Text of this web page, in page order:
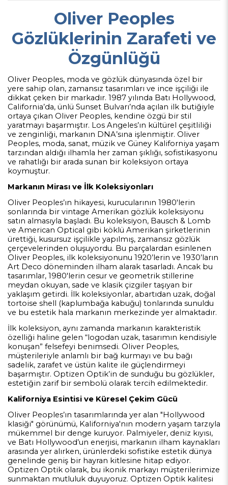
Oliver Peoples
Gözlüklerinin Zarafeti ve
Özgünlüğü
Oliver Peoples, moda ve gözlük dünyasında özel bir
yere sahip olan, zamansız tasarımları ve ince işçiliği ile
dikkat çeken bir markadır. 1987 yılında Batı Hollywood,
California’da, ünlü Sunset Bulvarı’nda açılan ilk butiğiyle
ortaya çıkan Oliver Peoples, kendine özgü bir stil
yaratmayı başarmıştır. Los Angeles’ın kültürel çeşitliliği
ve zenginliği, markanın DNA’sına işlenmiştir. Oliver
Peoples, moda, sanat, müzik ve Güney Kaliforniya yaşam
tarzından aldığı ilhamla her zaman şıklığı, sofistikasyonu
ve rahatlığı bir arada sunan bir koleksiyon ortaya
koymuştur.
Markanın Mirası ve İlk Koleksiyonları
Oliver Peoples’ın hikayesi, kurucularının 1980'lerin
sonlarında bir vintage Amerikan gözlük koleksiyonu
satın almasıyla başladı. Bu koleksiyon, Bausch & Lomb
ve American Optical gibi köklü Amerikan şirketlerinin
ürettiği, kusursuz işçilikle yapılmış, zamansız gözlük
çerçevelerinden oluşuyordu. Bu parçalardan esinlenen
Oliver Peoples, ilk koleksiyonunu 1920’lerin ve 1930’ların
Art Deco döneminden ilham alarak tasarladı. Ancak bu
tasarımlar, 1980'lerin cesur ve geometrik stillerine
meydan okuyan, sade ve klasik çizgiler taşıyan bir
yaklaşım getirdi. İlk koleksiyonlar, abartıdan uzak, doğal
tortoise shell (kaplumbağa kabuğu) tonlarında sunuldu
ve bu estetik hala markanın merkezinde yer almaktadır.
İlk koleksiyon, aynı zamanda markanın karakteristik
özelliği haline gelen “logodan uzak, tasarımın kendisiyle
konuşan” felsefeyi benimsedi. Oliver Peoples,
müşterileriyle anlamlı bir bağ kurmayı ve bu bağı
sadelik, zarafet ve üstün kalite ile güçlendirmeyi
başarmıştır. Optizen Optik’in de sunduğu bu gözlükler,
estetiğin zarif bir sembolü olarak tercih edilmektedir.
Kaliforniya Esintisi ve Küresel Çekim Gücü
Oliver Peoples’ın tasarımlarında yer alan "Hollywood
klasiği" görünümü, Kaliforniya'nın modern yaşam tarzıyla
mükemmel bir denge kuruyor. Palmiyeler, deniz kıyısı,
ve Batı Hollywood’un enerjisi, markanın ilham kaynakları
arasında yer alırken, ürünlerdeki sofistike estetik dünya
genelinde geniş bir hayran kitlesine hitap ediyor.
Optizen Optik olarak, bu ikonik markayı müşterilerimize
sunmaktan mutluluk duyuyoruz. Optizen Optik kalitesi